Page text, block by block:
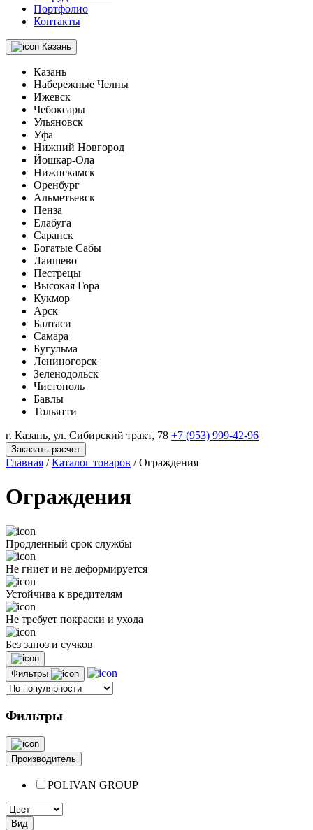
Портфолио
Контакты
Казань
Казань
Набережные Челны
Ижевск
Чебоксары
Ульяновск
Уфа
Нижний Новгород
Йошкар-Ола
Нижнекамск
Оренбург
Альметьевск
Пенза
Елабуга
Саранск
Богатые Сабы
Лаишево
Пестрецы
Высокая Гора
Кукмор
Арск
Балтаси
Самара
Бугульма
Лениногорск
Зеленодольск
Чистополь
Бавлы
Тольятти
г. Казань, ул. Сибирский тракт, 78 +7 (953) 999-42-96
Заказать расчет
Главная / Каталог товаров /Ограждения
Ограждения
Продленный срок службы
Не гниет и не деформируется
Устойчива к вредителям
Не требует покраски и ухода
Без заноз и сучков
Фильтры
Фильтры
Производитель
POLIVAN GROUP
Вид